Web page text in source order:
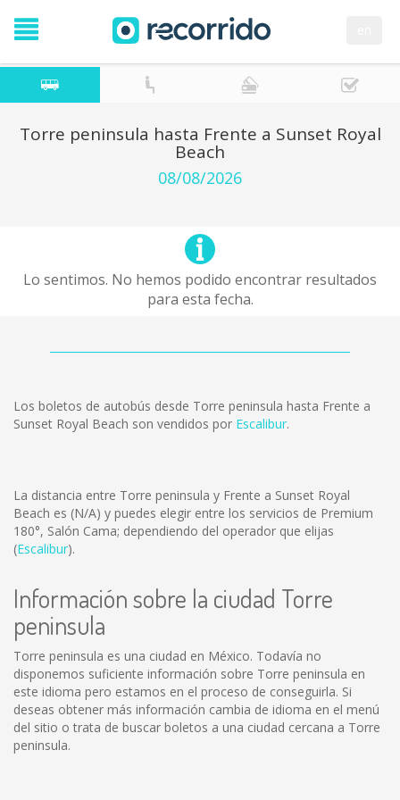
Torre peninsula hasta Frente a Sunset Royal
Beach
08/08/2026
Lo sentimos. No hemos podido encontrar resultados
para esta fecha.
Los boletos de autobús desde Torre peninsula hasta Frente a
Sunset Royal Beach son vendidos por Escalibur.
La distancia entre Torre peninsula y Frente a Sunset Royal
Beach es (N/A) y puedes elegir entre los servicios de Premium
180°, Salón Cama; dependiendo del operador que elijas
(Escalibur).
Información sobre la ciudad Torre
peninsula
Torre peninsula es una ciudad en México. Todavía no
disponemos suficiente información sobre Torre peninsula en
este idioma pero estamos en el proceso de conseguirla. Si
deseas obtener más información cambia de idioma en el menú
del sitio o trata de buscar boletos a una ciudad cercana a Torre
peninsula.